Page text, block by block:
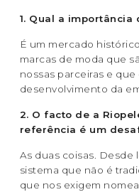
1. Qual a importância
É um mercado
marcas de moda que
nossas parceiras e
desenvolvimento da
2. O facto de a
referência é um
As duas coisas.
sistema que não é
que nos exigem